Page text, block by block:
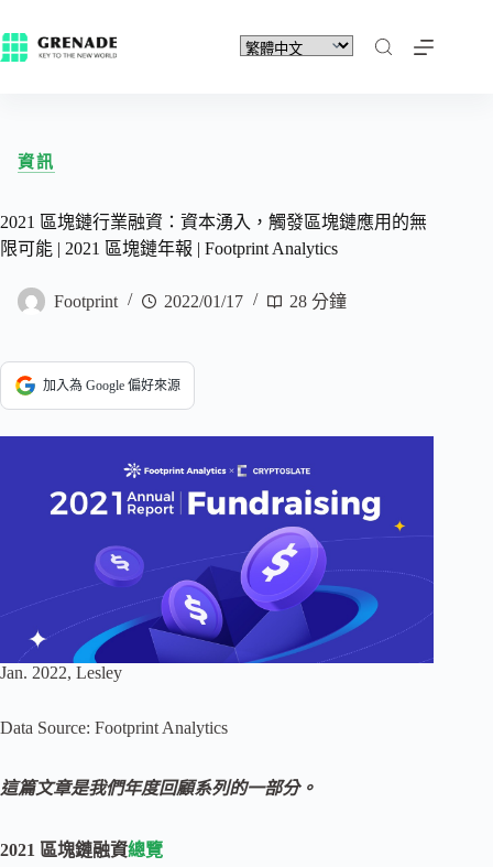
資訊
2021 區塊鏈行業融資：資本湧入，觸發區塊鏈應用的無
限可能 | 2021 區塊鏈年報 | Footprint Analytics
Footprint 2022/01/17 28 分鐘
加入為 Google 偏好來源
Jan. 2022, Lesley
Data Source: Footprint Analytics
這篇文章是我們年度回顧系列的一部分。
2021 區塊鏈融資總覽